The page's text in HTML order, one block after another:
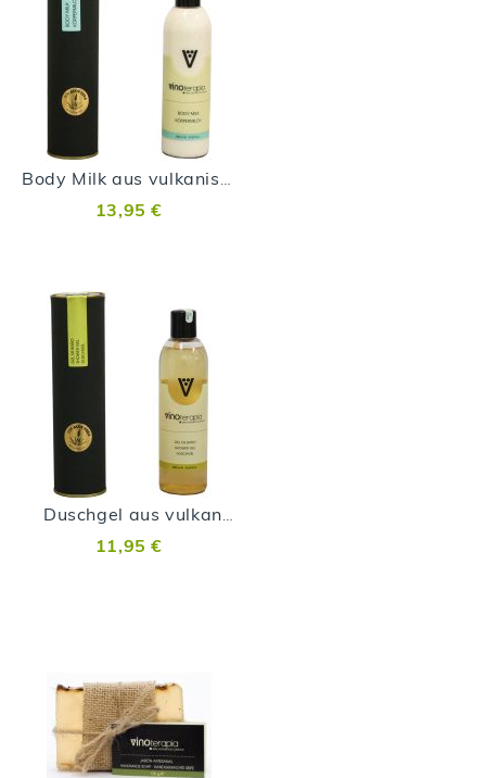
Body Milk aus vulkanischen Malvasía-Trauben
13,95 €
Duschgel aus vulkanischen Malvasía-Trauben
11,95 €